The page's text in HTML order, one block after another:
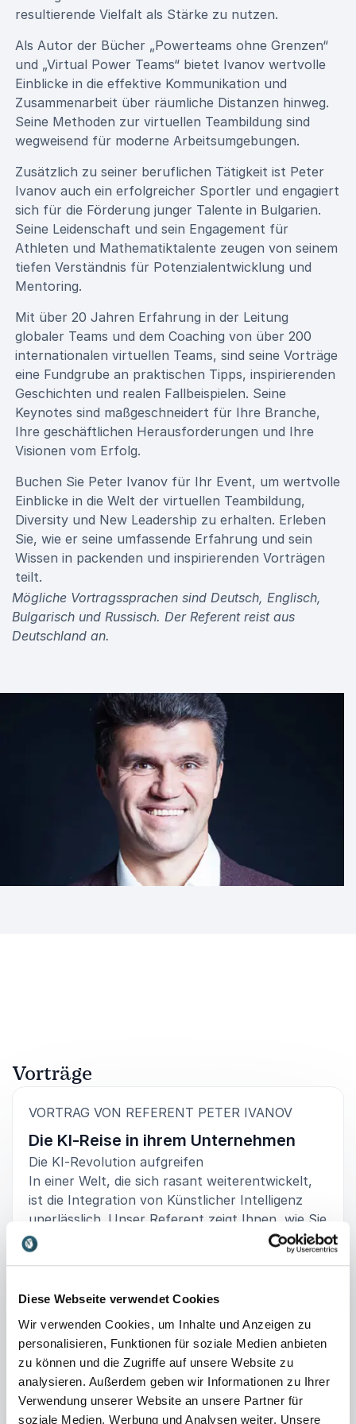
Diese Webseite verwendet Cookies
Wir verwenden Cookies, um Inhalte und Anzeigen zu
personalisieren, Funktionen für soziale Medien anbieten
zu können und die Zugriffe auf unsere Website zu
analysieren. Außerdem geben wir Informationen zu Ihrer
Verwendung unserer Website an unsere Partner für
soziale Medien, Werbung und Analysen weiter. Unsere
resultierende Vielfalt als Stärke zu nutzen.
Als Autor der Bücher „Powerteams ohne Grenzen“
und „Virtual Power Teams“ bietet Ivanov wertvolle
Einblicke in die effektive Kommunikation und
Zusammenarbeit über räumliche Distanzen hinweg.
Seine Methoden zur virtuellen Teambildung sind
wegweisend für moderne Arbeitsumgebungen.
Zusätzlich zu seiner beruflichen Tätigkeit ist Peter
Ivanov auch ein erfolgreicher Sportler und engagiert
sich für die Förderung junger Talente in Bulgarien.
Seine Leidenschaft und sein Engagement für
Athleten und Mathematiktalente zeugen von seinem
tiefen Verständnis für Potenzialentwicklung und
Mentoring.
Mit über 20 Jahren Erfahrung in der Leitung
globaler Teams und dem Coaching von über 200
internationalen virtuellen Teams, sind seine Vorträge
eine Fundgrube an praktischen Tipps, inspirierenden
Geschichten und realen Fallbeispielen. Seine
Keynotes sind maßgeschneidert für Ihre Branche,
Ihre geschäftlichen Herausforderungen und Ihre
Visionen vom Erfolg.
Buchen Sie Peter Ivanov für Ihr Event, um wertvolle
Einblicke in die Welt der virtuellen Teambildung,
Diversity und New Leadership zu erhalten. Erleben
Sie, wie er seine umfassende Erfahrung und sein
Wissen in packenden und inspirierenden Vorträgen
teilt.
Mögliche Vortragssprachen sind Deutsch, Englisch,
Bulgarisch und Russisch. Der Referent reist aus
Deutschland an.
Vorträge
VORTRAG VON REFERENT PETER IVANOV:
Die KI-Reise in ihrem Unternehmen
Die KI-Revolution aufgreifen
In einer Welt, die sich rasant weiterentwickelt,
ist die Integration von Künstlicher Intelligenz
unerlässlich. Unser Referent zeigt Ihnen, wie Sie
die AI-Revolution annehmen und
gewinnbringend in Ihre Geschäftsprozesse
den strategischen Einsatz von AI Ihr
Power Teams - wenn Menschen und AI 10x
mehr produktiv kreativ und profitabel sein
können Erfahren Sie, wie Sie hybride Teams
aufbauen, in denen Menschen und AI
gemeinsam arbeiten, um Produktivität,
+ Mehr lesen
Vortrag unverbindlich anfragen: Peter Ivanov